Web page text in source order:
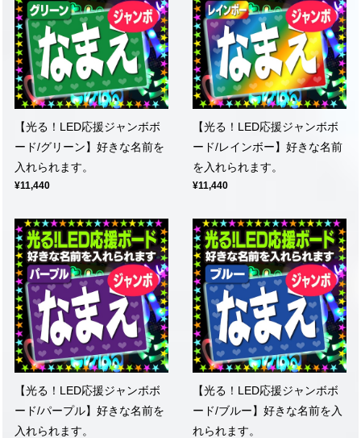
【光る！LED応援ジャンボボ
ード/グリーン】好きな名前を
入れられます。
¥11,440
【光る！LED応援ジャンボボ
ード/レインボー】好きな名前
を入れられます。
¥11,440
【光る！LED応援ジャンボボ
ード/パープル】好きな名前を
入れられます。
【光る！LED応援ジャンボボ
ード/ブルー】好きな名前を入
れられます。